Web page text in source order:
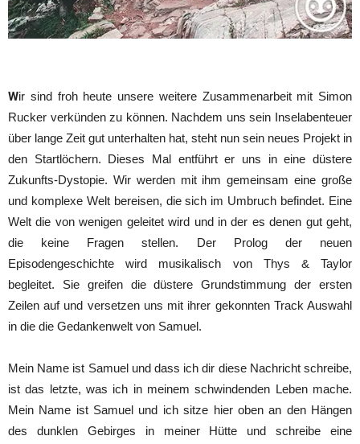
Wir sind froh heute unsere weitere Zusammenarbeit mit Simon
Rucker verkünden zu können. Nachdem uns sein Inselabenteuer
über lange Zeit gut unterhalten hat, steht nun sein neues Projekt in
den Startlöchern. Dieses Mal entführt er uns in eine düstere
Zukunfts-Dystopie. Wir werden mit ihm gemeinsam eine große
und komplexe Welt bereisen, die sich im Umbruch befindet. Eine
Welt die von wenigen geleitet wird und in der es denen gut geht,
die keine Fragen stellen. Der Prolog der neuen
Episodengeschichte wird musikalisch von Thys & Taylor
begleitet. Sie greifen die düstere Grundstimmung der ersten
Zeilen auf und versetzen uns mit ihrer gekonnten Track Auswahl
in die die Gedankenwelt von Samuel.
Mein Name ist Samuel und dass ich dir diese Nachricht schreibe,
ist das letzte, was ich in meinem schwindenden Leben mache.
Mein Name ist Samuel und ich sitze hier oben an den Hängen
des dunklen Gebirges in meiner Hütte und schreibe eine